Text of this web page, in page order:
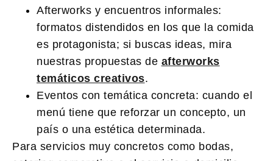
Afterworks y encuentros informales:
formatos distendidos en los que la comida
es protagonista; si buscas ideas, mira
nuestras propuestas de afterworks
temáticos creativos.
Eventos con temática concreta: cuando el
menú tiene que reforzar un concepto, un
país o una estética determinada.
Para servicios muy concretos como bodas,